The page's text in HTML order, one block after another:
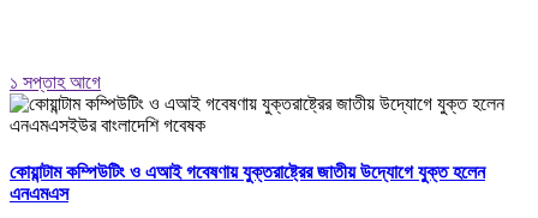
১ সপ্তাহ আগে
কোয়ান্টাম কম্পিউটিং ও এআই গবেষণায় যুক্তরাষ্ট্রের জাতীয় উদ্যোগে যুক্ত হলেন
এনএমএস